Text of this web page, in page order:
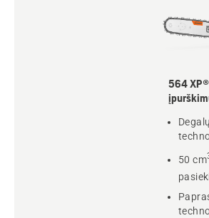
564
50 cm